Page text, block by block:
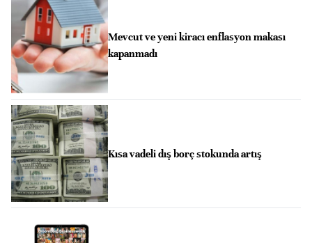
Mevcut ve yeni kiracı enflasyon makası
kapanmadı
Kısa vadeli dış borç stokunda artış